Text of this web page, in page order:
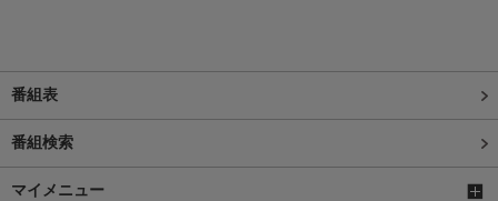
番組表
番組検索
マイメニュー